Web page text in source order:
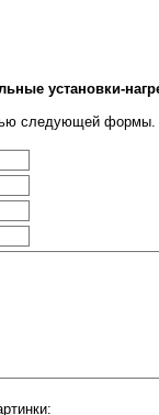
установки-
следующей формы.